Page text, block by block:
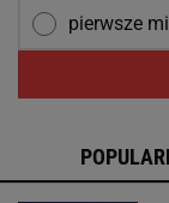
pierwsze